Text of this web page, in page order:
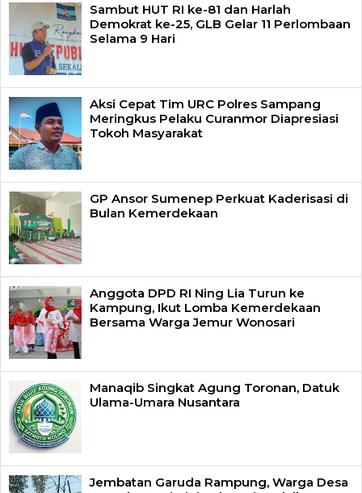
Sambut HUT RI ke-81 dan Harlah
Demokrat ke-25, GLB Gelar 11 Perlombaan
Selama 9 Hari
Aksi Cepat Tim URC Polres Sampang
Meringkus Pelaku Curanmor Diapresiasi
Tokoh Masyarakat
GP Ansor Sumenep Perkuat Kaderisasi di
Bulan Kemerdekaan
Anggota DPD RI Ning Lia Turun ke
Kampung, Ikut Lomba Kemerdekaan
Bersama Warga Jemur Wonosari
Manaqib Singkat Agung Toronan, Datuk
Ulama-Umara Nusantara
Jembatan Garuda Rampung, Warga Desa